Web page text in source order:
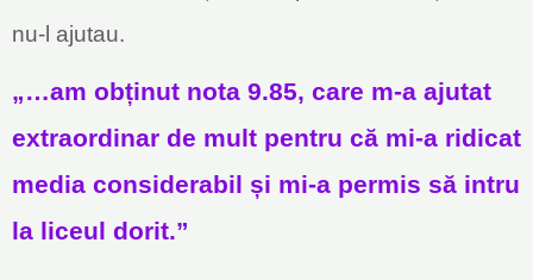
nu-l ajutau.
„…am obținut nota 9.85, care m-a ajutat
extraordinar de mult pentru că mi-a ridicat
media considerabil și mi-a permis să intru
la liceul dorit.”